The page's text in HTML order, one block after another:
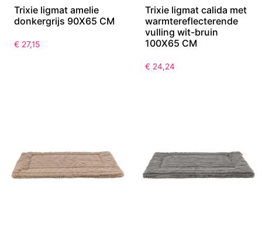
Trixie ligmat amelie
donkergrijs 90X65 CM
€ 27,15
Trixie ligmat calida met
warmtereflecterende
vulling wit-bruin
100X65 CM
€ 24,24